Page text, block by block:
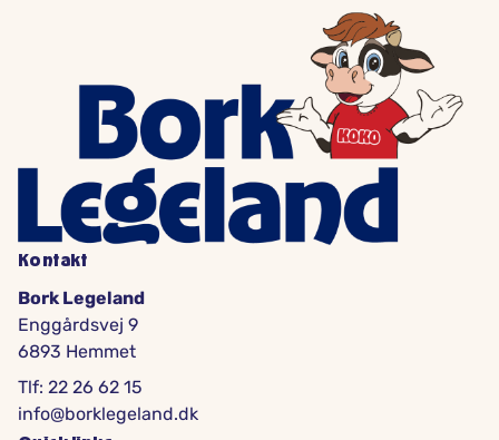
Kontakt
Bork Legeland
Enggårdsvej 9
6893 Hemmet
Tlf: 22 26 62 15
info@borklegeland.dk